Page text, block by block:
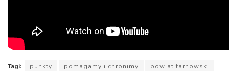
Tagi: punkty pomagamy i chronimy
powiat tarnowski